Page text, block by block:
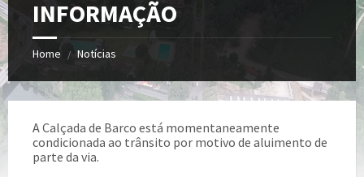
INFORMAÇÃO
Home / Notícias
A Calçada de Barco está momentaneamente
condicionada ao trânsito por motivo de aluimento de
parte da via.